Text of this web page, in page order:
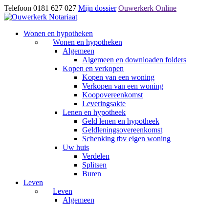
Telefoon 0181 627 027 Mijn dossier Ouwerkerk Online
Wonen en hypotheken
Wonen en hypotheken
Algemeen
Algemeen en downloaden folders
Kopen en verkopen
Kopen van een woning
Verkopen van een woning
Koopovereenkomst
Leveringsakte
Lenen en hypotheek
Geld lenen en hypotheek
Geldleningsovereenkomst
Schenking tbv eigen woning
Uw huis
Verdelen
Splitsen
Buren
Leven
Leven
Algemeen